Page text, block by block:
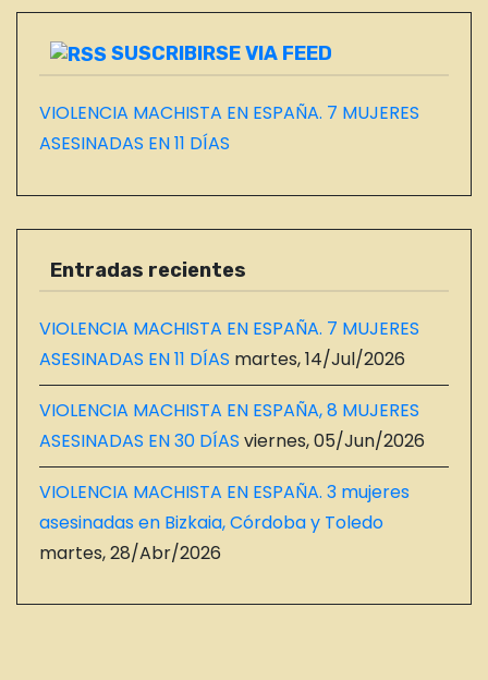
G
SUSCRIBIRSE VIA FEED
VIOLENCIA MACHISTA EN ESPAÑA. 7 MUJERES
ASESINADAS EN 11 DÍAS
Entradas recientes
VIOLENCIA MACHISTA EN ESPAÑA. 7 MUJERES
ASESINADAS EN 11 DÍAS martes, 14/Jul/2026
VIOLENCIA MACHISTA EN ESPAÑA, 8 MUJERES
ASESINADAS EN 30 DÍAS viernes, 05/Jun/2026
VIOLENCIA MACHISTA EN ESPAÑA. 3 mujeres
asesinadas en Bizkaia, Córdoba y Toledo
martes, 28/Abr/2026